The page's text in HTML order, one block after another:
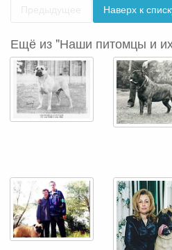
Наверх к
Ещё из "Наши питомцы и